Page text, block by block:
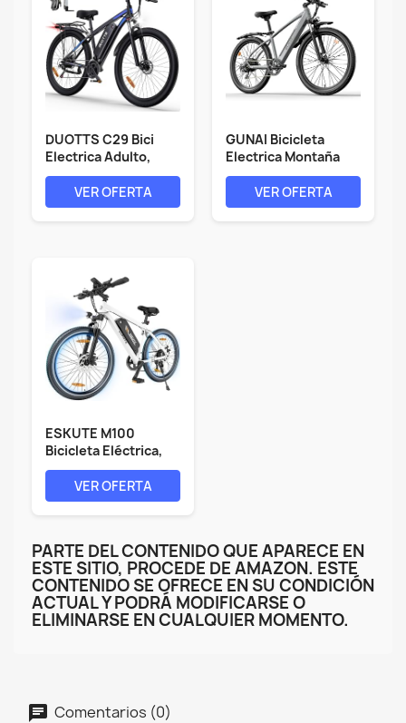
DUOTTS C29 Bici
Electrica Adulto,
29''...
VER OFERTA
GUNAI Bicicleta
Electrica Montaña
Bicicleta...
VER OFERTA
ESKUTE M100
Bicicleta Eléctrica,
27.5"...
VER OFERTA
PARTE DEL CONTENIDO QUE APARECE EN
ESTE SITIO, PROCEDE DE AMAZON. ESTE
CONTENIDO SE OFRECE EN SU CONDICIÓN
ACTUAL Y PODRÁ MODIFICARSE O
ELIMINARSE EN CUALQUIER MOMENTO.
Comentarios (0)